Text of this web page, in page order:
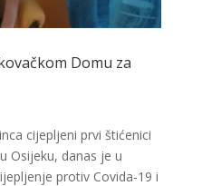
Domu za
cijepljeni prvi štićenici
Osijeku, danas je u
protiv Covida-19 i